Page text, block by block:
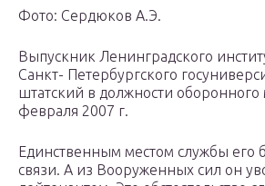
Фото: Сердюков А.Э.
Выпускник Ленинградского
Санкт- Петербургского
штатский в должности оборонного
февраля 2007 г.
Единственным местом службы его
связи. А из Вооруженных сил он